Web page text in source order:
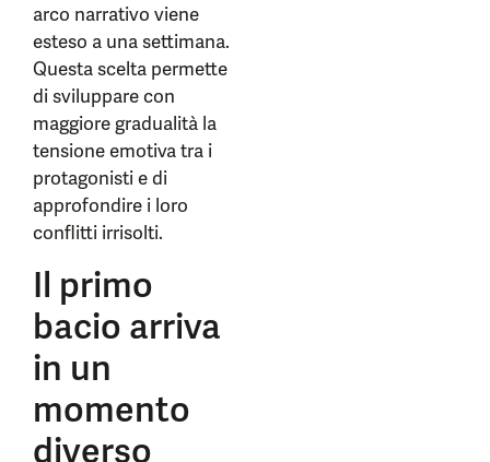
arco narrativo viene
esteso a una settimana.
Questa scelta permette
di sviluppare con
maggiore gradualità la
tensione emotiva tra i
protagonisti e di
approfondire i loro
conflitti irrisolti.
Il primo
bacio arriva
in un
momento
diverso